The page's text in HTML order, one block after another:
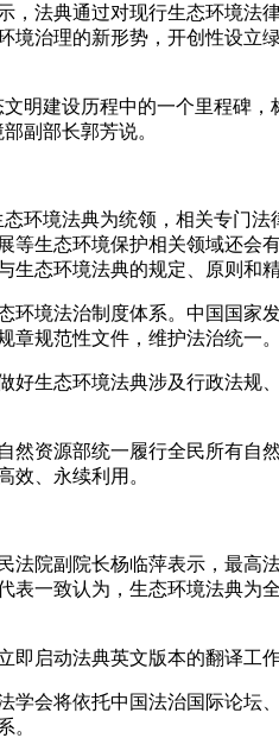
法典通过对现行生态环境法
境治理的新形势，开创性设
建设历程中的一个里程碑，
副部长郭芳说。
境法典为统领，相关专门法
等生态环境保护相关领域还
生态环境法典的规定、原则和精
境法治制度体系。中国国家
章规范性文件，维护法治统一。
生态环境法典涉及行政法规
资源部统一履行全民所有自
效、永续利用。
院副院长杨临萍表示，最高法
表一致认为，生态环境法典
动法典英文版本的翻译工作
会将依托中国法治国际论坛
。